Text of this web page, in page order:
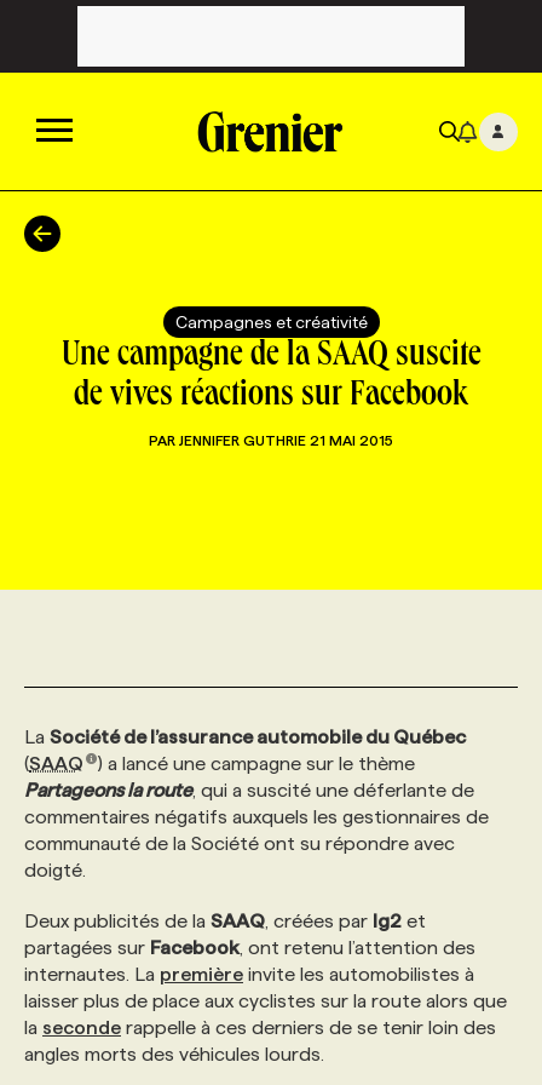
ACTUALITÉS
CATÉGORIES
TOUTES LES CATÉGORIES
AFFAIRES DE L'INDUSTRIE
INITIATIVES NUMÉRIQUES
PRIX ET DISTINCTIONS
TENDANCES
CHRONIQUES
WEB & MÉDIAS SOCIAUX
MARKETING DURABLE
GEO/SEO
ÉVÉNEMENTIEL
NOS AUTEUR‧RICES
FORFAITS ABONNEMENT
INFOLETTRES
INFOLETTRE PUBLICITÉ
ANNONCEZ AVEC NOUS
CONSULTER LA CVTHÈQUE
PROFIL ENTREPRISE
FAQ
ANNONCEZ AVEC NOUS
VOIR LES OFFRES
PROFIL CANDIDAT
FAQ
ANNONCEZ AVEC NOUS
NOS FORMATIONS EN LIGNE
NOS PARCOURS DE FORMATIONS
FORMATIONS PERSONNALISÉES
NOS FORMATEUR‧RICES
POURQUOI CHOISIR NOS FORMATIONS
NOS TARIFS
CHASSE DE TÊTE
SERVICE DE CHASSE DE TÊTE
NOS TARIFS
NOS EXPERTISES
FAQ
ANNONCEZ AVEC NOUS
Campagnes et créativité
Une campagne de la SAAQ suscite
de vives réactions sur Facebook
PAR JENNIFER GUTHRIE 21 MAI 2015
La Société de l’assurance automobile du Québec
(SAAQ
) a lancé une campagne sur le thème
Partageons la route, qui a suscité une déferlante de
commentaires négatifs auxquels les gestionnaires de
communauté de la Société ont su répondre avec
doigté.
Deux publicités de la SAAQ , créées par lg2 et
partagées sur Facebook, ont retenu l’attention des
internautes. La première invite les automobilistes à
laisser plus de place aux cyclistes sur la route alors que
la seconde rappelle à ces derniers de se tenir loin des
angles morts des véhicules lourds.